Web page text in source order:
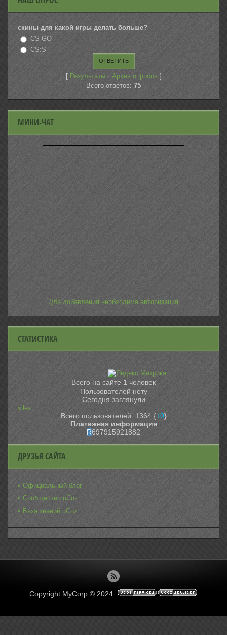
скины для какой игры делать больше?
CS GO
CS:S
[ Результаты· Архив опросов]
Всего ответов:75
МИНИ-ЧАТ
Для добавления необходима авторизация
СТАТИСТИКА
Всего на сайте 1 человек
Пользователей нету
Сегодня заглянули
silex,
Всего пользователей: 1364 {+0}
Платежная информация
R697915921882
ДРУЗЬЯ САЙТА
Официальный блог
Сообщество uCoz
База знаний uCoz
Copyright MyCorp © 2024.